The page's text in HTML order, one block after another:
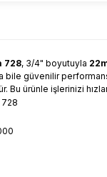
728, 3/4" boyutuyla
bile güvenilir
Bu ürünle işlerinizi
728